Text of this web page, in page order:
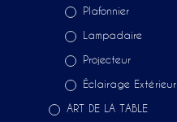
Plafonnier
Lampadaire
Projecteur
Éclairage Extérieur
ART DE LA TABLE